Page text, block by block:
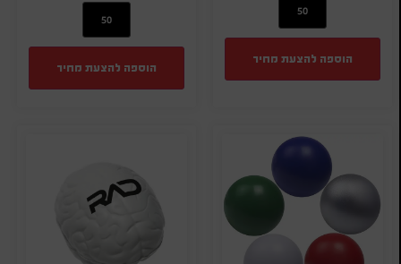
הוספה להצעת מחיר
הוספה להצעת מחיר